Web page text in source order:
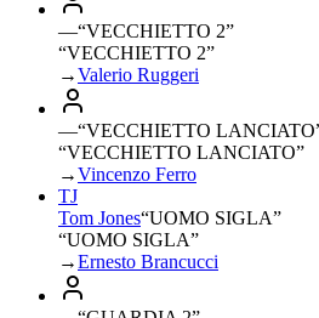
—“VECCHIETTO 2”
“VECCHIETTO 2”
→Valerio Ruggeri
—“VECCHIETTO LANCIATO
“VECCHIETTO LANCIATO”
→Vincenzo Ferro
TJ
Tom Jones“UOMO SIGLA”
“UOMO SIGLA”
→Ernesto Brancucci